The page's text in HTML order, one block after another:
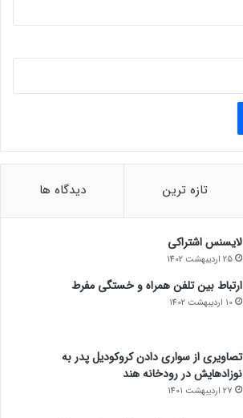
تازه ترین دیدگاه ها
لایسنس اشتراکی
25 اردیبهشت 1402
ارتباط بین تلفن همراه و خستگی مفرط
10 اردیبهشت 1402
تصاویری از سواری دادن کروکودیل پدر به
نوزادهایش در رودخانه هند
27 اردیبهشت 1401